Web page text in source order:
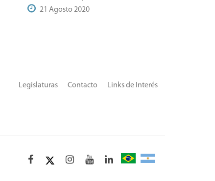
21 Agosto 2020
Links de Interés
Contacto
Legislaturas